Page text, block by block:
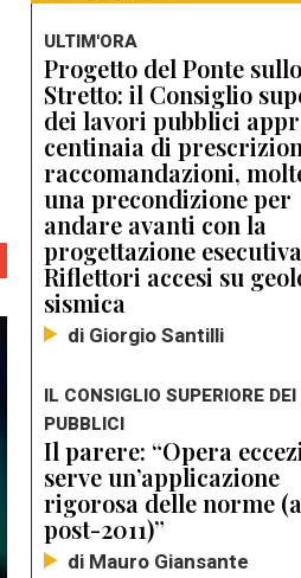
ULTIM'ORA
Progetto del Ponte sullo
Stretto: il Consiglio
dei lavori pubblici
centinaia di
raccomandazioni,
una precondizione per
andare avanti con la
progettazione
Riflettori accesi su
sismica
di Giorgio Santilli
IL CONSIGLIO SUPERIORE
PUBBLICI
Il parere: “Opera
serve un’applicazione
rigorosa delle norme
post-2011)”
di Mauro Giansante